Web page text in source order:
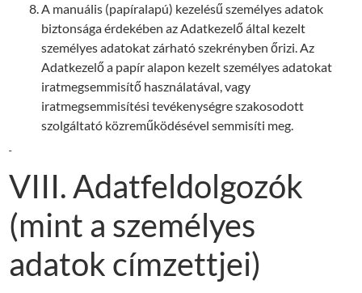
A manuális (papíralapú) kezelésű személyes adatok
biztonsága érdekében az Adatkezelő által kezelt
személyes adatokat zárható szekrényben őrizi. Az
Adatkezelő a papír alapon kezelt személyes adatokat
iratmegsemmisítő használatával, vagy
iratmegsemmisítési tevékenységre szakosodott
szolgáltató közreműködésével semmisíti meg.
VIII. Adatfeldolgozók
(mint a személyes
adatok címzettjei)